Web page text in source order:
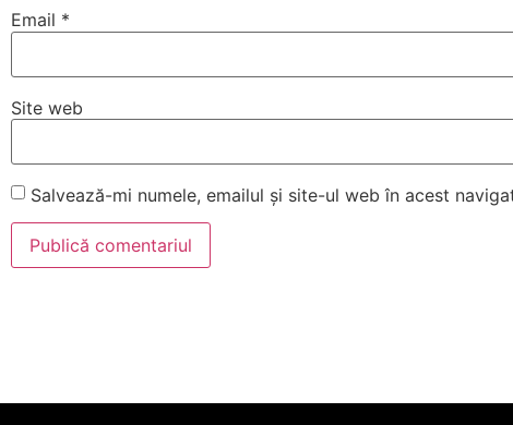
Email *
Site web
Salvează-mi numele, emailul și site-ul web în acest